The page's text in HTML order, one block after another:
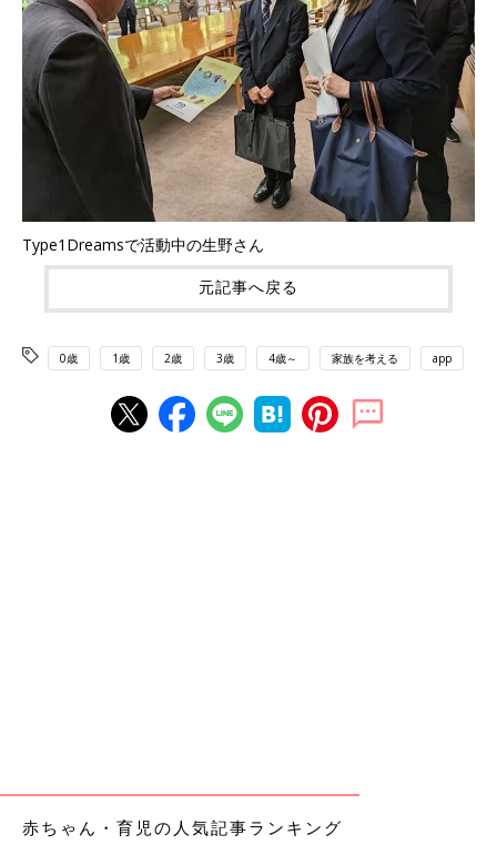
Type1Dreamsで活動中の生野さん
元記事へ戻る
0歳 1歳 2歳 3歳 4歳～ 家族を考える app
赤ちゃん・育児の人気記事ランキング